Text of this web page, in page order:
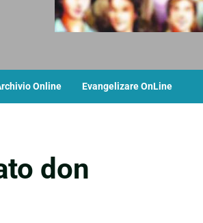
Online Evangelizare OnLine
don